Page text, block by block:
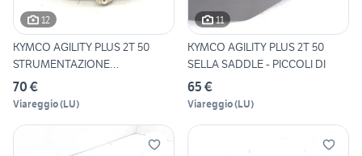
12
KYMCO AGILITY PLUS 2T 50
STRUMENTAZIONE
CONTACHILO
70 €
Viareggio(LU)
11
KYMCO AGILITY PLUS 2T 50
SELLA SADDLE - PICCOLI DI
65 €
Viareggio(LU)